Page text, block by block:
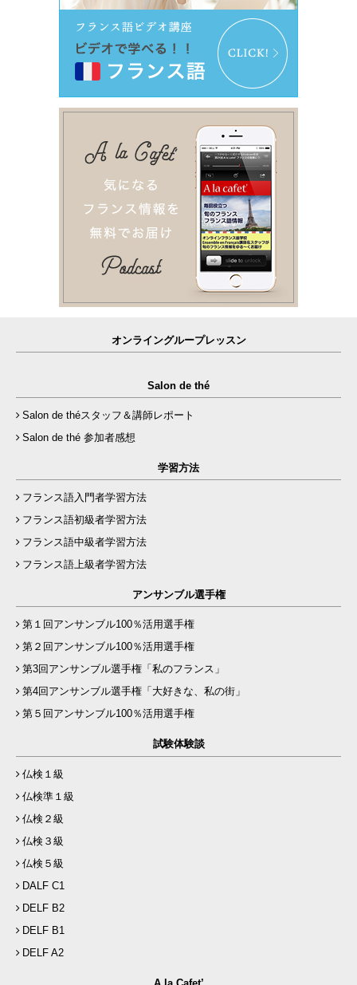
オンライングループレッスン
Salon de thé
Salon de théスタッフ＆講師レポート
Salon de thé 参加者感想
学習方法
フランス語入門者学習方法
フランス語初級者学習方法
フランス語中級者学習方法
フランス語上級者学習方法
アンサンブル選手権
第１回アンサンブル100％活用選手権
第２回アンサンブル100％活用選手権
第3回アンサンブル選手権「私のフランス」
第4回アンサンブル選手権「大好きな、私の街」
第５回アンサンブル100％活用選手権
試験体験談
仏検１級
仏検準１級
仏検２級
仏検３級
仏検５級
DALF C1
DELF B2
DELF B1
DELF A2